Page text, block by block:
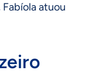
Fabíola atuou